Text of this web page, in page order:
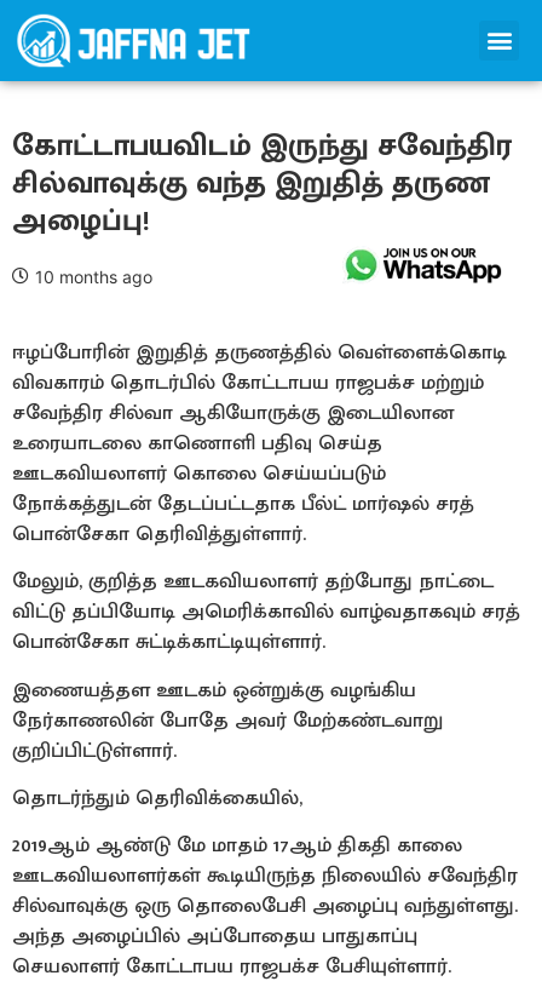
கோட்டாபயவிடம் இருந்து சவேந்திர
சில்வாவுக்கு வந்த இறுதித் தருண
அழைப்பு!
10 months ago
ஈழப்போரின் இறுதித் தருணத்தில் வெள்ளைக்கொடி
விவகாரம் தொடர்பில் கோட்டாபய ராஜபக்ச மற்றும்
சவேந்திர சில்வா ஆகியோருக்கு இடையிலான
உரையாடலை காணொளி பதிவு செய்த
ஊடகவியலாளர் கொலை செய்யப்படும்
நோக்கத்துடன் தேடப்பட்டதாக பீல்ட் மார்ஷல் சரத்
பொன்சேகா தெரிவித்துள்ளார்.
மேலும், குறித்த ஊடகவியலாளர் தற்போது நாட்டை
விட்டு தப்பியோடி அமெரிக்காவில் வாழ்வதாகவும் சரத்
பொன்சேகா சுட்டிக்காட்டியுள்ளார்.
இணையத்தள ஊடகம் ஒன்றுக்கு வழங்கிய
நேர்காணலின் போதே அவர் மேற்கண்டவாறு
குறிப்பிட்டுள்ளார்.
தொடர்ந்தும் தெரிவிக்கையில்,
2019ஆம் ஆண்டு மே மாதம் 17ஆம் திகதி காலை
ஊடகவியலாளர்கள் கூடியிருந்த நிலையில் சவேந்திர
சில்வாவுக்கு ஒரு தொலைபேசி அழைப்பு வந்துள்ளது.
அந்த அழைப்பில் அப்போதைய பாதுகாப்பு
செயலாளர் கோட்டாபய ராஜபக்ச பேசியுள்ளார்.